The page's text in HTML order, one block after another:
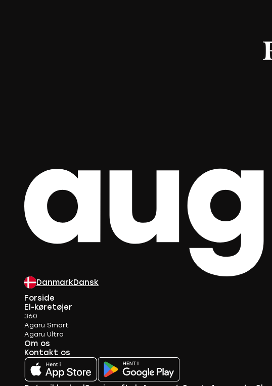
DanmarkDansk
Forside
El-køretøjer
360
Agaru Smart
Agaru Ultra
Om os
Kontakt os